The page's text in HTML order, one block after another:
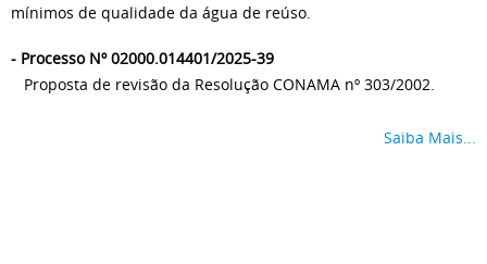
mínimos de qualidade da água de reúso.
- Processo Nº 02000.014401/2025-39
Proposta de revisão da Resolução CONAMA nº 303/2002.
Saiba Mais...